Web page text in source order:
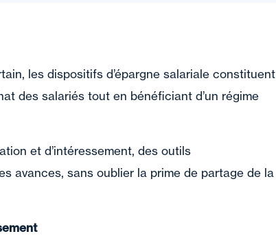
les dispositifs d’épargne salariale constituent
des salariés tout en bénéficiant d’un régime
et d’intéressement, des outils
avances, sans oublier la prime de partage de la